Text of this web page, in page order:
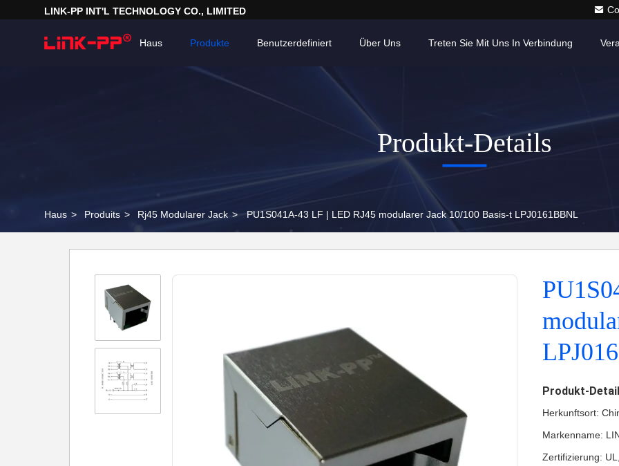
LINK-PP INT'L TECHNOLOGY CO., LIMITED
Haus Produkte Über Uns Treten Sie Mit Uns In Verbindung
Benutzerdefiniert
Produkt-Details
Haus > Produits > Rj45 Modularer Jack > PU1S041A-43 LF | LED RJ45 modularer Jack 10/100 Basis-t LPJ0161BBNL
Produkt-
Herkunftsort:
Markenname:
Zertifizierung: